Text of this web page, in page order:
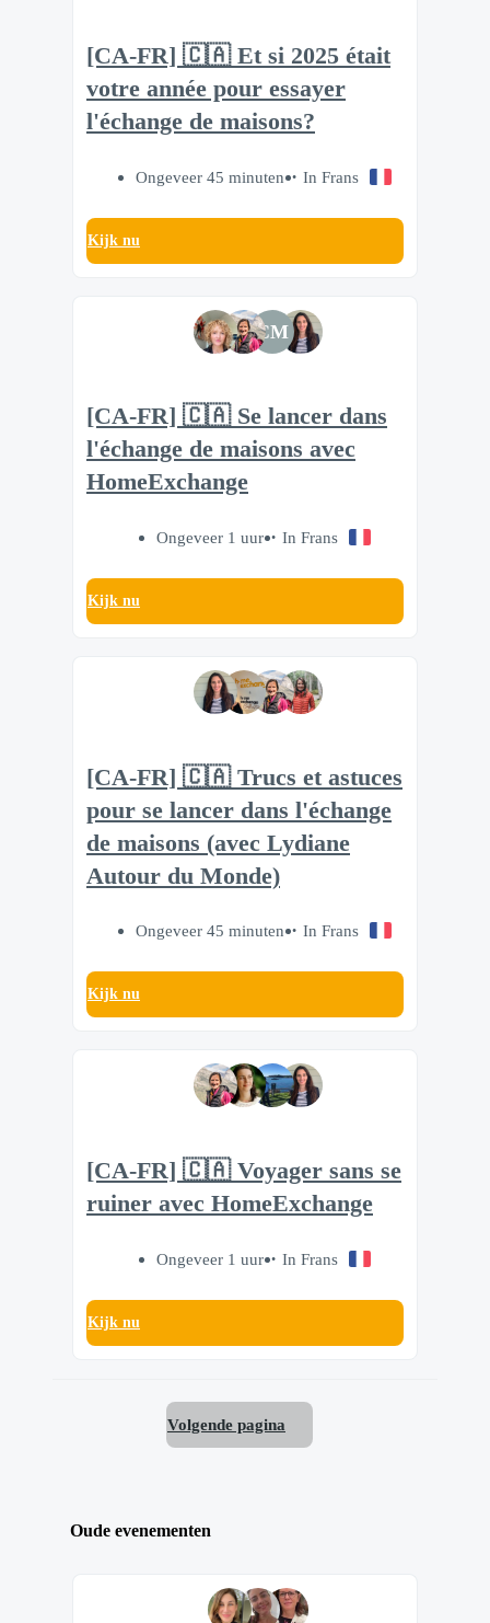
[CA-FR] 🇨🇦 Et si 2025 était
votre année pour essayer
l'échange de maisons?
Ongeveer 45 minuten In Frans
Kijk nu
CM
[CA-FR] 🇨🇦 Se lancer dans
l'échange de maisons avec
HomeExchange
Ongeveer 1 uur In Frans
Kijk nu
[CA-FR] 🇨🇦 Trucs et astuces
pour se lancer dans l'échange
de maisons (avec Lydiane
Autour du Monde)
Ongeveer 45 minuten In Frans
Kijk nu
[CA-FR] 🇨🇦 Voyager sans se
ruiner avec HomeExchange
Ongeveer 1 uur In Frans
Kijk nu
Volgende pagina
Oude evenementen